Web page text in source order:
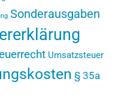
Sonderausgaben
Umsatzsteuer
§ 35a